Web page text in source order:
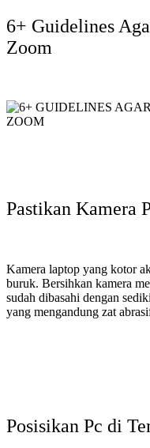
6+ Guidelines
Zoom
Pastikan Kamera
Kamera laptop yang kotor
buruk. Bersihkan kamera
sudah dibasahi dengan
yang mengandung zat
Posisikan Pc di